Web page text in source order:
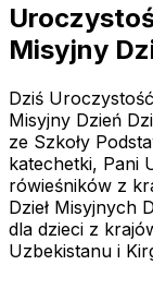
Misyjny
Dziś
Misyjny Dzień
ze Szkoły
katechetki, Pani
rówieśników z
Dzieł Misyjnych
dla dzieci z
Uzbekistanu i